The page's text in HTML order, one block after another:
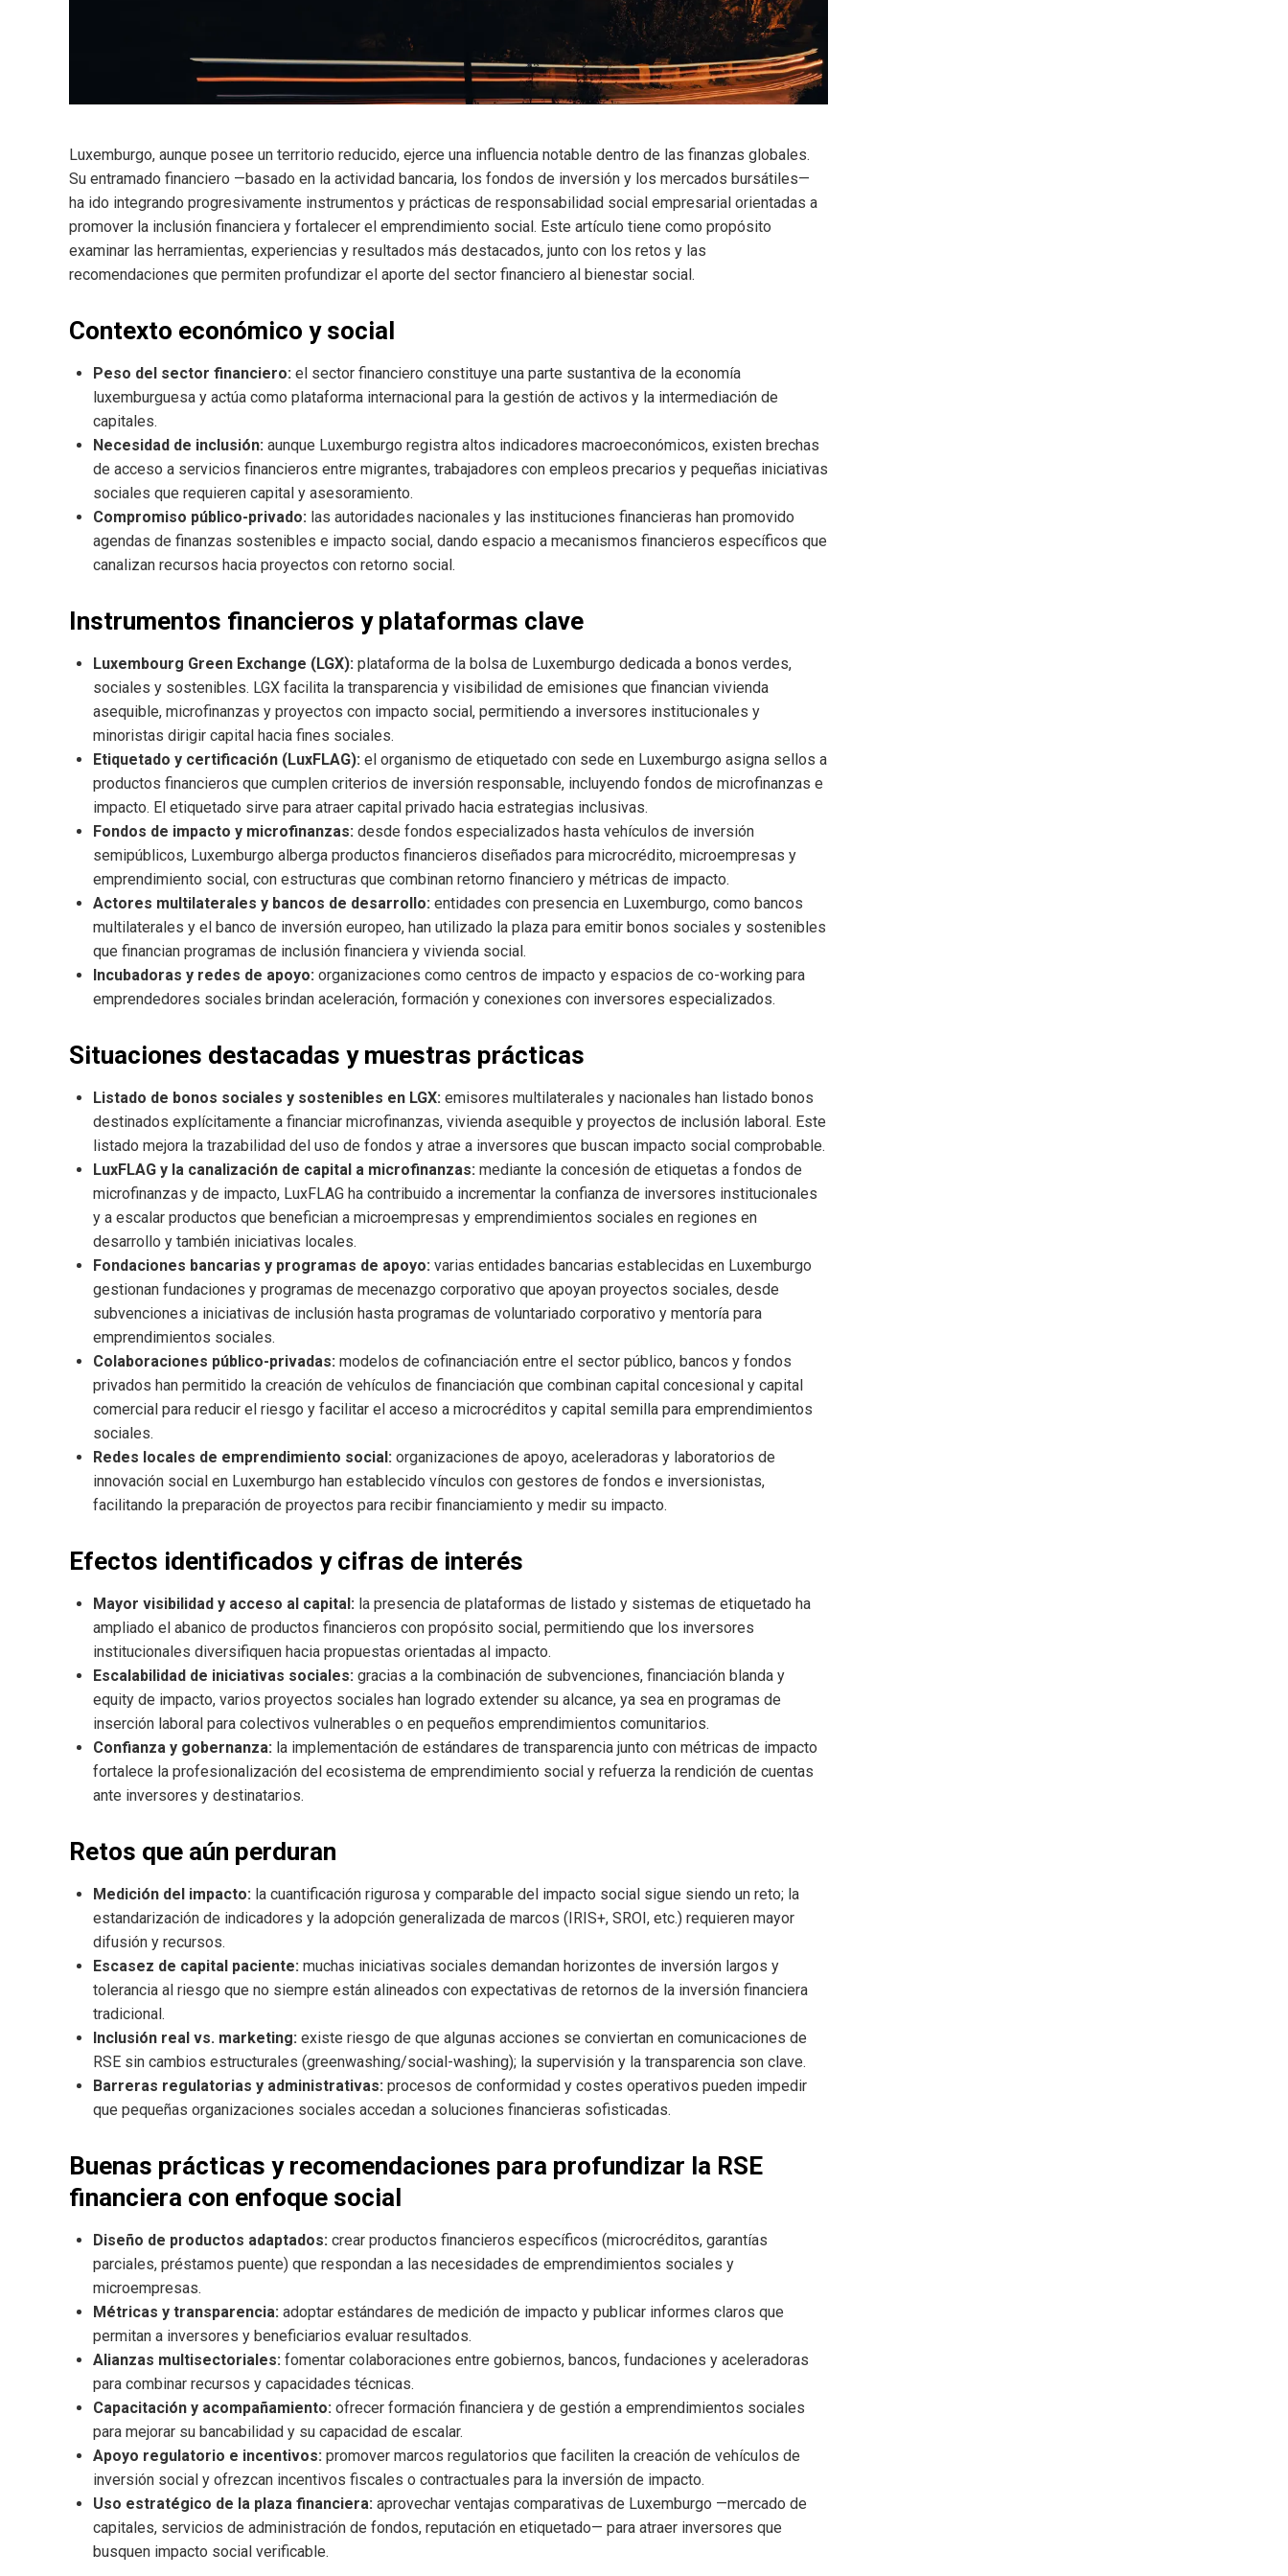
Luxemburgo, aunque posee un territorio reducido, ejerce una influencia notable dentro de las finanzas globales.
Su entramado financiero —basado en la actividad bancaria, los fondos de inversión y los mercados bursátiles—
ha ido integrando progresivamente instrumentos y prácticas de responsabilidad social empresarial orientadas a
promover la inclusión financiera y fortalecer el emprendimiento social. Este artículo tiene como propósito
examinar las herramientas, experiencias y resultados más destacados, junto con los retos y las
recomendaciones que permiten profundizar el aporte del sector financiero al bienestar social.
Contexto económico y social
Peso del sector financiero: el sector financiero constituye una parte sustantiva de la economía
luxemburguesa y actúa como plataforma internacional para la gestión de activos y la intermediación de
capitales.
Necesidad de inclusión: aunque Luxemburgo registra altos indicadores macroeconómicos, existen brechas
de acceso a servicios financieros entre migrantes, trabajadores con empleos precarios y pequeñas iniciativas
sociales que requieren capital y asesoramiento.
Compromiso público-privado: las autoridades nacionales y las instituciones financieras han promovido
agendas de finanzas sostenibles e impacto social, dando espacio a mecanismos financieros específicos que
canalizan recursos hacia proyectos con retorno social.
Instrumentos financieros y plataformas clave
Luxembourg Green Exchange (LGX): plataforma de la bolsa de Luxemburgo dedicada a bonos verdes,
sociales y sostenibles. LGX facilita la transparencia y visibilidad de emisiones que financian vivienda
asequible, microfinanzas y proyectos con impacto social, permitiendo a inversores institucionales y
minoristas dirigir capital hacia fines sociales.
Etiquetado y certificación (LuxFLAG): el organismo de etiquetado con sede en Luxemburgo asigna sellos a
productos financieros que cumplen criterios de inversión responsable, incluyendo fondos de microfinanzas e
impacto. El etiquetado sirve para atraer capital privado hacia estrategias inclusivas.
Fondos de impacto y microfinanzas: desde fondos especializados hasta vehículos de inversión
semipúblicos, Luxemburgo alberga productos financieros diseñados para microcrédito, microempresas y
emprendimiento social, con estructuras que combinan retorno financiero y métricas de impacto.
Actores multilaterales y bancos de desarrollo: entidades con presencia en Luxemburgo, como bancos
multilaterales y el banco de inversión europeo, han utilizado la plaza para emitir bonos sociales y sostenibles
que financian programas de inclusión financiera y vivienda social.
Incubadoras y redes de apoyo: organizaciones como centros de impacto y espacios de co-working para
emprendedores sociales brindan aceleración, formación y conexiones con inversores especializados.
Situaciones destacadas y muestras prácticas
Listado de bonos sociales y sostenibles en LGX: emisores multilaterales y nacionales han listado bonos
destinados explícitamente a financiar microfinanzas, vivienda asequible y proyectos de inclusión laboral. Este
listado mejora la trazabilidad del uso de fondos y atrae a inversores que buscan impacto social comprobable.
LuxFLAG y la canalización de capital a microfinanzas: mediante la concesión de etiquetas a fondos de
microfinanzas y de impacto, LuxFLAG ha contribuido a incrementar la confianza de inversores institucionales
y a escalar productos que benefician a microempresas y emprendimientos sociales en regiones en
desarrollo y también iniciativas locales.
Fondaciones bancarias y programas de apoyo: varias entidades bancarias establecidas en Luxemburgo
gestionan fundaciones y programas de mecenazgo corporativo que apoyan proyectos sociales, desde
subvenciones a iniciativas de inclusión hasta programas de voluntariado corporativo y mentoría para
emprendimientos sociales.
Colaboraciones público-privadas: modelos de cofinanciación entre el sector público, bancos y fondos
privados han permitido la creación de vehículos de financiación que combinan capital concesional y capital
comercial para reducir el riesgo y facilitar el acceso a microcréditos y capital semilla para emprendimientos
sociales.
Redes locales de emprendimiento social: organizaciones de apoyo, aceleradoras y laboratorios de
innovación social en Luxemburgo han establecido vínculos con gestores de fondos e inversionistas,
facilitando la preparación de proyectos para recibir financiamiento y medir su impacto.
Efectos identificados y cifras de interés
Mayor visibilidad y acceso al capital: la presencia de plataformas de listado y sistemas de etiquetado ha
ampliado el abanico de productos financieros con propósito social, permitiendo que los inversores
institucionales diversifiquen hacia propuestas orientadas al impacto.
Escalabilidad de iniciativas sociales: gracias a la combinación de subvenciones, financiación blanda y
equity de impacto, varios proyectos sociales han logrado extender su alcance, ya sea en programas de
inserción laboral para colectivos vulnerables o en pequeños emprendimientos comunitarios.
Confianza y gobernanza: la implementación de estándares de transparencia junto con métricas de impacto
fortalece la profesionalización del ecosistema de emprendimiento social y refuerza la rendición de cuentas
ante inversores y destinatarios.
Retos que aún perduran
Medición del impacto: la cuantificación rigurosa y comparable del impacto social sigue siendo un reto; la
estandarización de indicadores y la adopción generalizada de marcos (IRIS+, SROI, etc.) requieren mayor
difusión y recursos.
Escasez de capital paciente: muchas iniciativas sociales demandan horizontes de inversión largos y
tolerancia al riesgo que no siempre están alineados con expectativas de retornos de la inversión financiera
tradicional.
Inclusión real vs. marketing: existe riesgo de que algunas acciones se conviertan en comunicaciones de
RSE sin cambios estructurales (greenwashing/social-washing); la supervisión y la transparencia son clave.
Barreras regulatorias y administrativas: procesos de conformidad y costes operativos pueden impedir
que pequeñas organizaciones sociales accedan a soluciones financieras sofisticadas.
Buenas prácticas y recomendaciones para profundizar la RSE
financiera con enfoque social
Diseño de productos adaptados: crear productos financieros específicos (microcréditos, garantías
parciales, préstamos puente) que respondan a las necesidades de emprendimientos sociales y
microempresas.
Métricas y transparencia: adoptar estándares de medición de impacto y publicar informes claros que
permitan a inversores y beneficiarios evaluar resultados.
Alianzas multisectoriales: fomentar colaboraciones entre gobiernos, bancos, fundaciones y aceleradoras
para combinar recursos y capacidades técnicas.
Capacitación y acompañamiento: ofrecer formación financiera y de gestión a emprendimientos sociales
para mejorar su bancabilidad y su capacidad de escalar.
Apoyo regulatorio e incentivos: promover marcos regulatorios que faciliten la creación de vehículos de
inversión social y ofrezcan incentivos fiscales o contractuales para la inversión de impacto.
Uso estratégico de la plaza financiera: aprovechar ventajas comparativas de Luxemburgo —mercado de
capitales, servicios de administración de fondos, reputación en etiquetado— para atraer inversores que
busquen impacto social verificable.